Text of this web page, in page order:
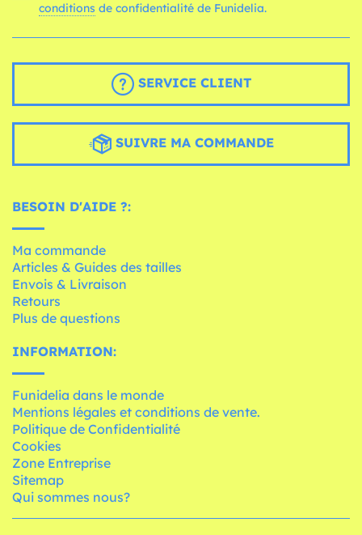
conditions de confidentialité de Funidelia.
SERVICE CLIENT
SUIVRE MA COMMANDE
BESOIN D'AIDE ?:
Ma commande
Articles & Guides des tailles
Envois & Livraison
Retours
Plus de questions
INFORMATION:
Funidelia dans le monde
Mentions légales et conditions de vente.
Politique de Confidentialité
Cookies
Zone Entreprise
Sitemap
Qui sommes nous?